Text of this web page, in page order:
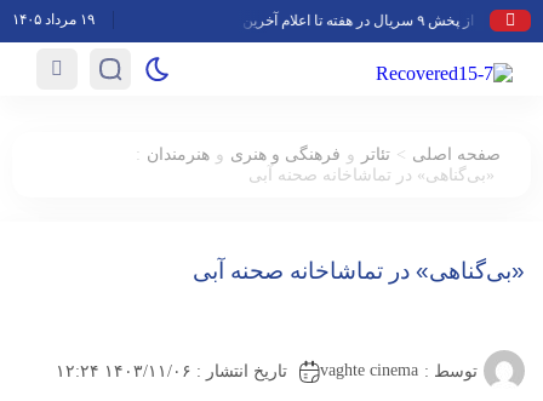
از پخش ۹ سریال در هفته تا اعلام آخرین وضعیت «پایتخت۸» و «سلمان فارسی»/ رئیس سیمافیلم از تازه‌ترین برنامه‌های تلویزیون گفت ۱۹ مرداد ۱۴۰۵
صفحه اصلی > تئاتر و فرهنگی و هنری و هنرمندان :
«بی‌گناهی» در تماشاخانه صحنه آبی
«بی‌گناهی» در تماشاخانه صحنه آبی
توسط : vaghte cinema تاریخ انتشار : ۱۴۰۳/۱۱/۰۶ ۱۲:۲۴